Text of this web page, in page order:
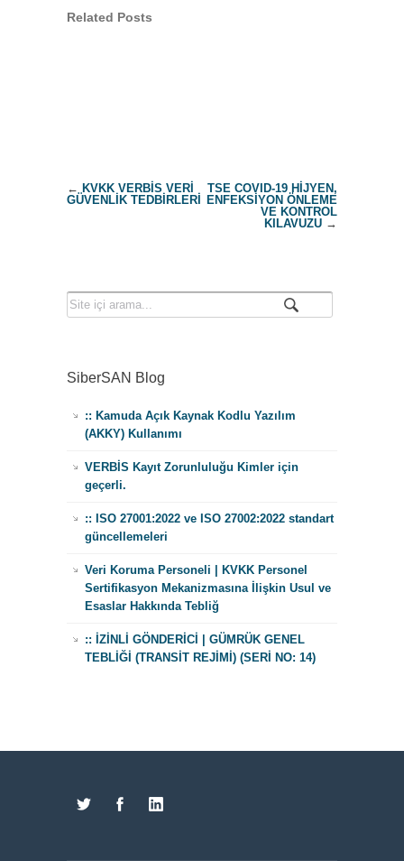
Related Posts
← KVKK VERBİS VERİ
GÜVENLİK TEDBİRLERİ
TSE COVID-19 HİJYEN,
ENFEKSİYON ÖNLEME
VE KONTROL
KILAVUZU →
SiberSAN Blog
:: Kamuda Açık Kaynak Kodlu Yazılım
(AKKY) Kullanımı
VERBİS Kayıt Zorunluluğu Kimler için
geçerli.
:: ISO 27001:2022 ve ISO 27002:2022 standart
güncellemeleri
Veri Koruma Personeli | KVKK Personel
Sertifikasyon Mekanizmasına İlişkin Usul ve
Esaslar Hakkında Tebliğ
:: İZİNLİ GÖNDERİCİ | GÜMRÜK GENEL
TEBLİĞİ (TRANSİT REJİMİ) (SERİ NO: 14)